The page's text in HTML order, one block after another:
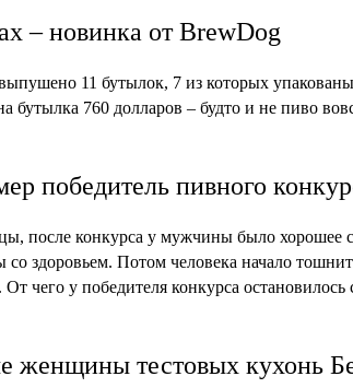
– новинка от BrewDog
11 бутылок, 7 из которых упакованы
бутылка 760 долларов – будто и не пиво
победитель пивного
после конкурса у мужчины было хорошее
со здоровьем. Потом человека начало
чего у победителя конкурса остановилось
женщины тестовых кухонь